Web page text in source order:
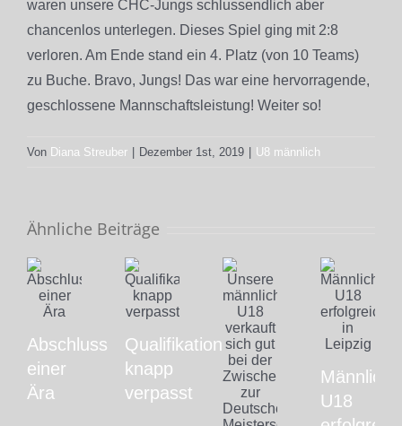
waren unsere CHC-Jungs schlussendlich aber
chancenlos unterlegen. Dieses Spiel ging mit 2:8
verloren. Am Ende stand ein 4. Platz (von 10 Teams)
zu Buche. Bravo, Jungs! Das war eine hervorragende,
geschlossene Mannschaftsleistung! Weiter so!
Von Diana Streuber Dezember 1st, 2019 U8 männlich
Ähnliche Beiträge
Abschluss
einer
Ära
Qualifikation
knapp
verpasst
Männliche
U18